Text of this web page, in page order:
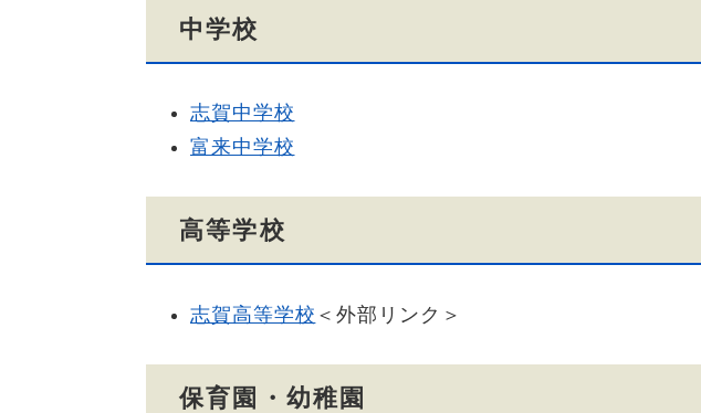
中学校
志賀中学校
富来中学校
高等学校
志賀高等学校 ＜外部リンク＞
保育園・幼稚園